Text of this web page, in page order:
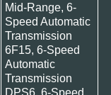
Mid-Range, 6-
Speed Automatic
Transmission
6F15, 6-Speed
Automatic
Transmission
DPS6, 6-Speed